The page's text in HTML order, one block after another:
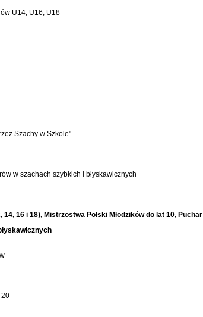
U14, U16, U18
Szachy w Szkole"
w szachach szybkich i błyskawicznych
16 i 18), Mistrzostwa Polski Młodzików do lat 10, Puchar
20